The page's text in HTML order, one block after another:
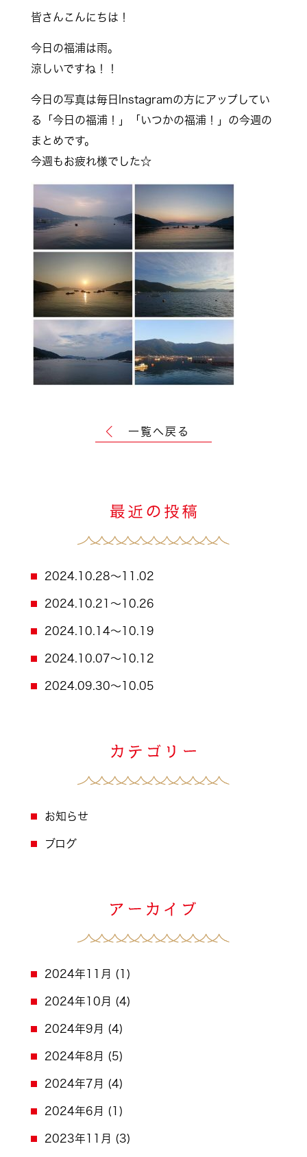
皆さんこんにちは！
今日の福浦は雨。
涼しいですね！！
今日の写真は毎日Instagramの方にアップしてい
る「今日の福浦！」「いつかの福浦！」の今週の
まとめです。
今週もお疲れ様でした☆
一覧へ戻る
2024.10.28～11.02
2024.10.21～10.26
2024.10.14～10.19
2024.10.07～10.12
2024.09.30～10.05
お知らせ
ブログ
2024年11月 (1)
2024年10月 (4)
2024年9月 (4)
2024年8月 (5)
2024年7月 (4)
2024年6月 (1)
2023年11月 (3)